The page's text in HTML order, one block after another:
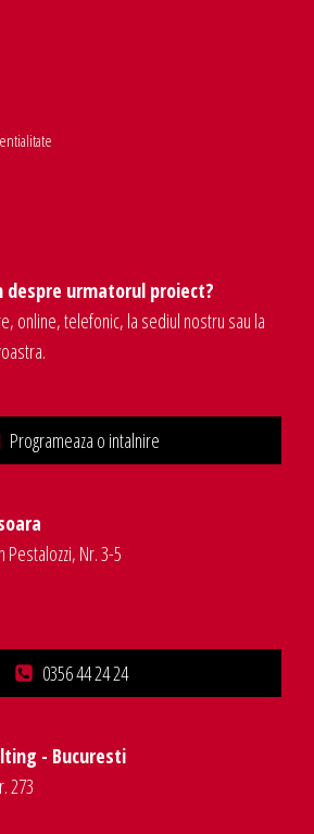
despre urmatorul proiect?
online, telefonic, la sediul nostru sau la
Programeaza o intalnire
Pestalozzi, Nr. 3-5
0356 44 24 24
- Bucuresti
273